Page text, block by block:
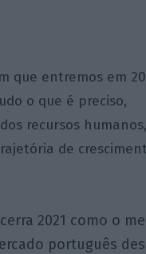
que entremos em
o que é preciso,
recursos
de
2021 como o
português